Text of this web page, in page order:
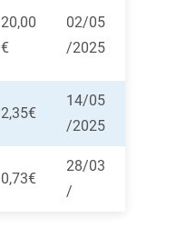
20,00
€
02/05
/2025
2,35€
14/05
/2025
0,73€
28/03
/